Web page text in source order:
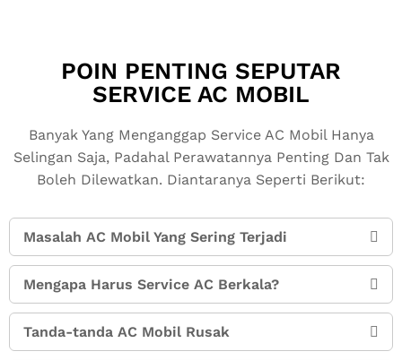
POIN PENTING SEPUTAR
SERVICE AC MOBIL
Banyak Yang Menganggap Service AC Mobil Hanya
Selingan Saja, Padahal Perawatannya Penting Dan Tak
Boleh Dilewatkan. Diantaranya Seperti Berikut:
Masalah AC Mobil Yang Sering Terjadi
Mengapa Harus Service AC Berkala?
Tanda-tanda AC Mobil Rusak